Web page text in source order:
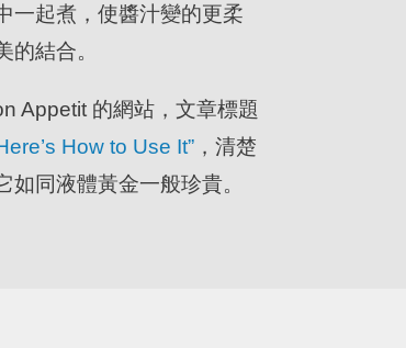
一起煮，使醬汁變的更柔
結合。
Appetit 的網站，文章標題
How to Use It”，清楚
同液體黃金一般珍貴。